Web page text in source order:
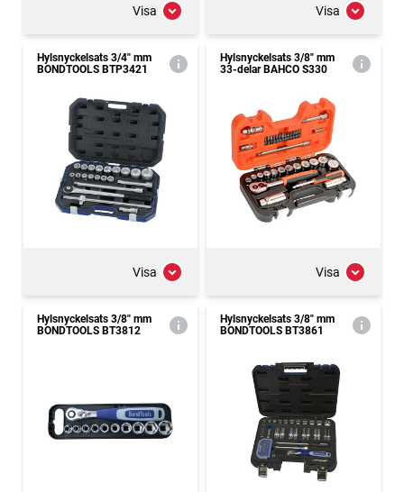
Visa Visa
Hylsnyckelsats 3/4" mm
BONDTOOLS BTP3421
Visa
Hylsnyckelsats 3/8" mm
33-delar BAHCO S330
Visa
Hylsnyckelsats 3/8" mm
BONDTOOLS BT3812
Hylsnyckelsats 3/8" mm
BONDTOOLS BT3861